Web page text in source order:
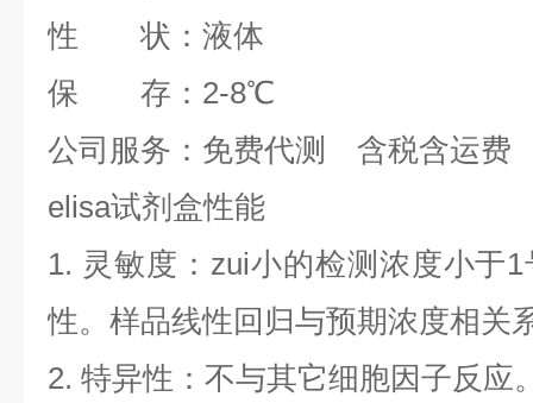
性 状：液体
保 存：2-8℃
公司服务：免费代测 含税含运费
elisa试剂盒性能
1. 灵敏度：zui小的检测浓度小于
性。样品线性回归与预期浓度相关
2. 特异性：不与其它细胞因子反应